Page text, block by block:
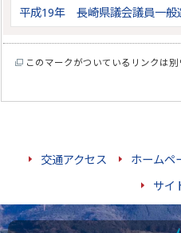
平成19年 長崎県議会議員一般
このマークがついているリンクは
交通アクセス ホームペ
サイ